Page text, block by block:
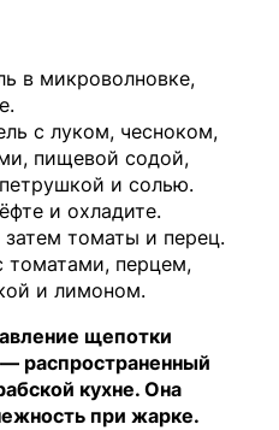
в микроволновке,
с луком, чесноком,
пищевой содой,
и солью.
и охладите.
томаты и перец.
томатами, перцем,
и лимоном.
щепотки
распространенный
кухне. Она
при жарке.